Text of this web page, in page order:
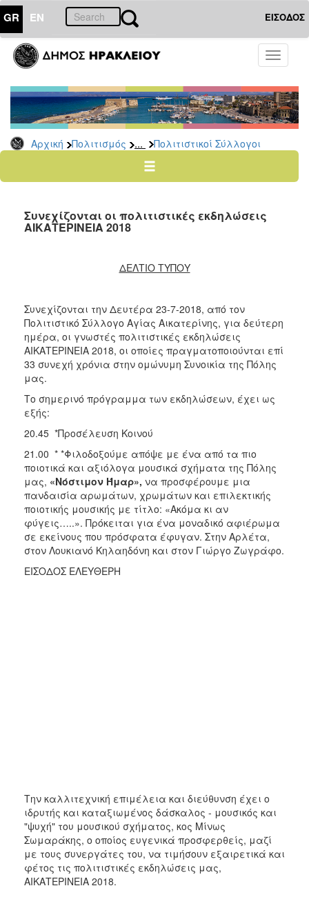
GR EN ΕΙΣΟΔΟΣ
Toggle
Αρχική Πολιτισμός ... Πολιτιστικοί Σύλλογοι
ΠΟΛΙΤΙΣΜΟΣ
Σελίδες
Πολιτιστικοί
Σύλλογοι
Σκιτσογράφοι
Εικαστικών
Τέχνη
Μνήμης
1941
ΤΟΠΟΣ
ΔΗΜΟΣ
ΑΝΘΕΚΤΙΚΗ
ΠΟΛΗ
Συνεχίζονται oι πολιτιστικές εκδηλώσεις
ΑΙΚΑΤΕΡΙΝΕΙΑ 2018
ΔΕΛΤΙΟ ΤΥΠΟΥ
Συνεχίζονται την Δευτέρα 23-7-2018, από τον
Πολιτιστικό Σύλλογο Αγίας Αικατερίνης, για δεύτερη
ημέρα, οι γνωστές πολιτιστικές εκδηλώσεις
ΑΙΚΑΤΕΡΙΝΕΙΑ 2018, οι οποίες πραγματοποιούνται επί
33 συνεχή χρόνια στην ομώνυμη Συνοικία της Πόλης
μας.
Το σημερινό πρόγραμμα των εκδηλώσεων, έχει ως
εξής:
20.45 *Προσέλευση Κοινού
21.00 * *Φιλοδοξούμε απόψε με ένα από τα πιο
ποιοτικά και αξιόλογα μουσικά σχήματα της Πόλης
μας, «Νόστιμον Ήμαρ», να προσφέρουμε μια
πανδαισία αρωμάτων, χρωμάτων και επιλεκτικής
ποιοτικής μουσικής με τίτλο: «Ακόμα κι αν
φύγεις…..». Πρόκειται για ένα μοναδικό αφιέρωμα
σε εκείνους που πρόσφατα έφυγαν. Στην Αρλέτα,
στον Λουκιανό Κηλαηδόνη και στον Γιώργο Ζωγράφο.
ΕΙΣΟΔΟΣ ΕΛΕΥΘΕΡΗ
Την καλλιτεχνική επιμέλεια και διεύθυνση έχει ο
ιδρυτής και καταξιωμένος δάσκαλος - μουσικός και
"ψυχή" του μουσικού σχήματος, κος Μίνως
Σωμαράκης, ο οποίος ευγενικά προσφερθείς, μαζί
με τους συνεργάτες του, να τιμήσουν εξαιρετικά και
φέτος τις πολιτιστικές εκδηλώσεις μας,
ΑΙΚΑΤΕΡΙΝΕΙΑ 2018.